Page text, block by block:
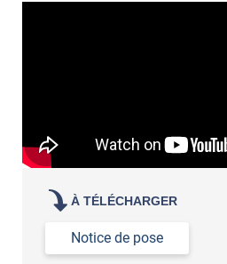
À TÉLÉCHARGER
Notice de pose